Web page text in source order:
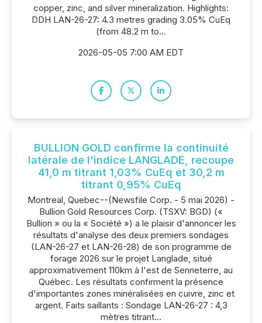
copper, zinc, and silver mineralization. Highlights:
DDH LAN-26-27: 4.3 metres grading 3.05% CuEq
(from 48.2 m to...
2026-05-05 7:00 AM EDT
BULLION GOLD confirme la continuité
latérale de l'indice LANGLADE, recoupe
41,0 m titrant 1,03% CuEq et 30,2 m
titrant 0,95% CuEq
Montreal, Quebec--(Newsfile Corp. - 5 mai 2026) -
Bullion Gold Resources Corp. (TSXV: BGD) («
Bullion » ou la « Société ») a le plaisir d'annoncer les
résultats d'analyse des deux premiers sondages
(LAN-26-27 et LAN-26-28) de son programme de
forage 2026 sur le projet Langlade, situé
approximativement 110km à l'est de Senneterre, au
Québec. Les résultats confirment la présence
d'importantes zones minéralisées en cuivre, zinc et
argent. Faits saillants : Sondage LAN-26-27 : 4,3
mètres titrant...